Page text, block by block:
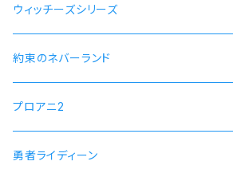
ラフタリア
フィーロ
宇崎ちゃんモデル
先輩モデル
ウィッチーズシリーズ
ストライクウィッチーズ15周年501部隊モデル
約束のネバーランド
プロアニ2
SOARA
勇者ライディーン